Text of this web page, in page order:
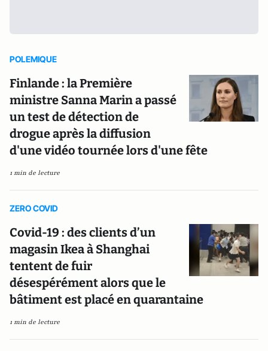
POLEMIQUE
Finlande : la Première
ministre Sanna Marin a passé
un test de détection de
drogue après la diffusion
d'une vidéo tournée lors d'une fête
1 min de lecture
ZERO COVID
Covid-19 : des clients d’un
magasin Ikea à Shanghai
tentent de fuir
désespérément alors que le
bâtiment est placé en quarantaine
1 min de lecture